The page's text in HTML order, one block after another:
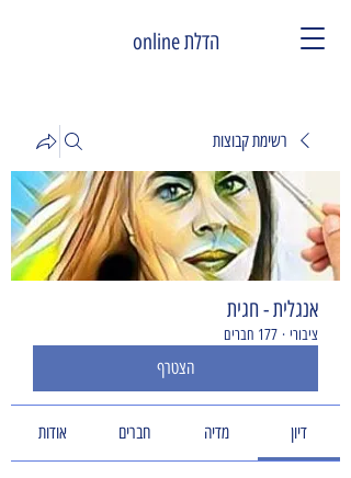
הדלת online
רשימת קבוצות
אנגלית - חגית
ציבורי · 177 חברים
הצטרף
דיון מדיה חברים אודות